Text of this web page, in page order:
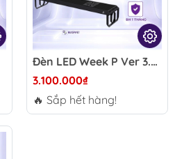
Đèn LED Week P Ver 3.0 P60/P90/P120 - RGB UV chỉnh App điện thoại, hỗ trợ lên màu cây cá hồ thủy sinh
3.100.000₫
🔥 Sắp hết hàng!